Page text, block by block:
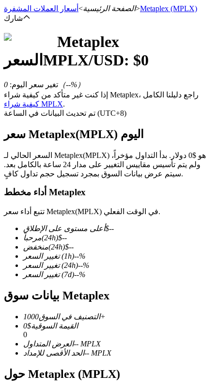
العقود الآجلة باستخدام USDT كضمان
العقود الآجلة لـ COIN-M
TradFi
مشتقات الأسهم والعملات الأجنبية والمعادن الثمينة والسلع
الصفحة الرئيسية> أسعار العملات المشفرة >Metaplex (MPLX)
شارك
Metaplex
السعر MPLX/USD: $0
تغير سعر اليوم:
0 （--%）
إذا كنت غير متأكد من كيفية شراء Metaplex، راجع دليلنا الكامل
كيفية شراء MPLX.
تم تحديث البيانات في الساعة (UTC+8)
سعر Metaplex(MPLX) اليوم
السعر الحالي لـ Metaplex(MPLX) هو $0 دولار. بدأ التداول مؤخراً،
ولم يتم تأسيس مقاييس التغيير على مدار 24 ساعة بالكامل بعد.
سيتم عرض بيانات السوق بمجرد تسجيل حجم تداول كافٍ.
أداء مخطط Metaplex
تتبع أداء سعر Metaplex(MPLX) في الوقت الفعلي.
أعلى مستوى على الإطلاق$--
مرحباً
(24h)$--
منخفض
(24h)$--
تغيير السعر
(1h)--%
تغيير السعر
(24h)--%
تغيير السعر
(7d)--%
بيانات سوق Metaplex
التصنيف في السوق1000+
القيمة السوقية$
0
0
العرض المتداول-- MPLX
الحد الأقصى للإمداد-- MPLX
حول Metaplex (MPLX)